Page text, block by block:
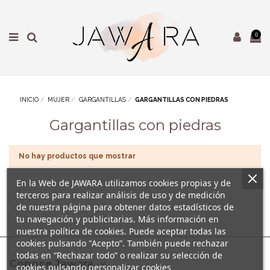
0
INICIO MUJER GARGANTILLAS GARGANTILLAS CON PIEDRAS
Gargantillas con piedras
No hay productos que mostrar
Conoce Jawara
En la Web de JAWARA utilizamos cookies propias y de
terceros para realizar análisis de uso y de medición
de nuestra página para obtener datos estadísticos de
tu navegación y publicitarias. Más información en
nuestra política de cookies. Puede aceptar todas las
cookies pulsando "Acepto”. También puede rechazar
todas en “Rechazar todo” o realizar su selección de
cookies pulsando personalizar cookies